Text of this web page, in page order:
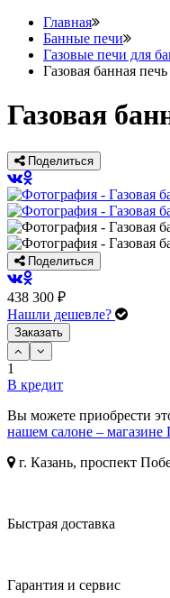
Главная
Банные печи
Газовые печи для
Газовая банная
Газовая
Поделиться
Поделиться
438 300 ₽
Нашли дешевле?
Заказать
1
В кредит
Вы можете приобрести
нашем салоне –
г. Казань, проспект
Быстрая доставка
Гарантия и сервис